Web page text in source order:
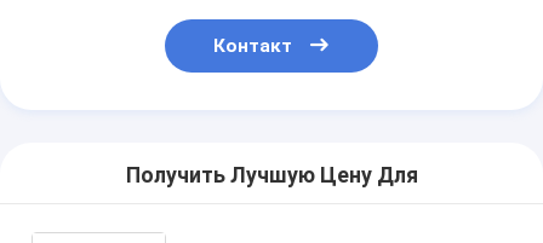
Контакт
Получить Лучшую Цену Для